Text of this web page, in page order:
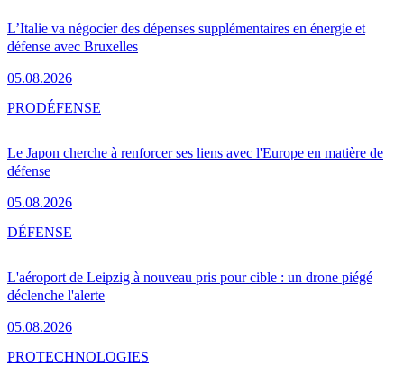
L’Italie va négocier des dépenses supplémentaires en énergie et
défense avec Bruxelles
05.08.2026
Le Japon cherche à renforcer ses liens avec l'Europe en matière de
défense
05.08.2026
PRODÉFENSE
L'aéroport de Leipzig à nouveau pris pour cible : un drone piégé
déclenche l'alerte
05.08.2026
DÉFENSE
PROTECHNOLOGIES